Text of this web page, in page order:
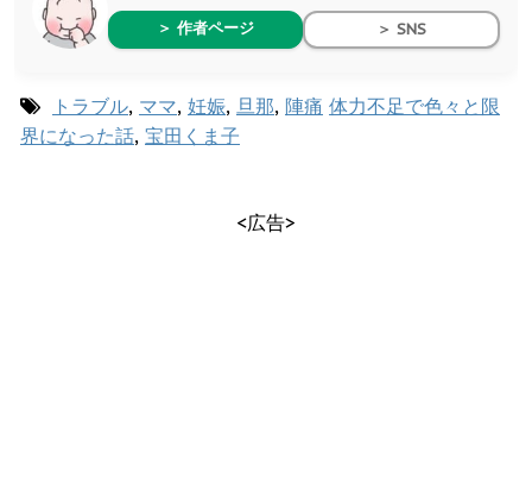
＞ 作者ページ ＞ SNS
トラブル, ママ, 妊娠, 旦那, 陣痛 体力不足で色々と限
界になった話, 宝田くま子
<広告>